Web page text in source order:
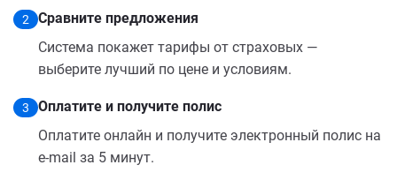
2
Сравните предложения
Система покажет тарифы от страховых —
выберите лучший по цене и условиям.
3
Оплатите и получите полис
Оплатите онлайн и получите электронный полис на
e-mail за 5 минут.